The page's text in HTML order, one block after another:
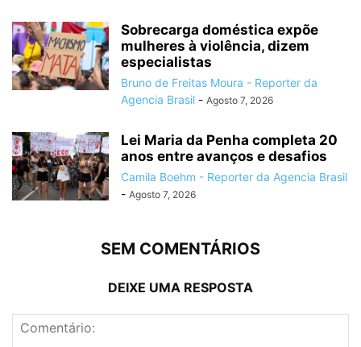
Sobrecarga doméstica expõe
mulheres à violência, dizem
especialistas
Bruno de Freitas Moura - Reporter da
Agencia Brasil - Agosto 7, 2026
Lei Maria da Penha completa 20
anos entre avanços e desafios
Camila Boehm - Reporter da Agencia Brasil
- Agosto 7, 2026
SEM COMENTÁRIOS
DEIXE UMA RESPOSTA